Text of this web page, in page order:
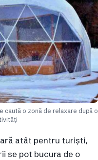
caută o zonă de relaxare după o
atât pentru turiști,
se pot bucura de o